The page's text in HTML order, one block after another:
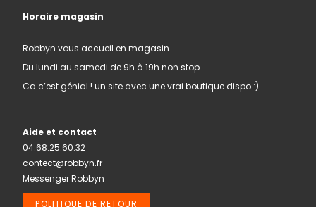
Horaire magasin
Robbyn vous accueil en magasin
Du lundi au samedi de 9h à 19h non stop
Ca c’est génial ! un site avec une vrai boutique dispo :)
Aide et contact
04.68.25.60.32
contect@robbyn.fr
Messenger Robbyn
POLITIQUE DE RETOUR